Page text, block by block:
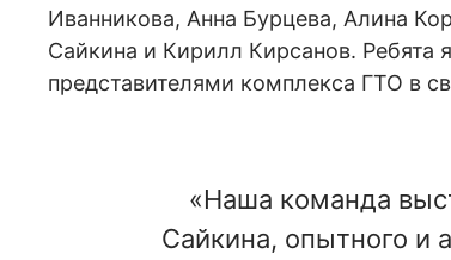
Иванникова, Анна Бурцева, Алина
Сайкина и Кирилл Кирсанов.
представителями комплекса ГТО в
«Наша команда
Сайкина, опытного и